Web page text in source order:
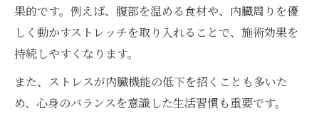
果的です。例えば、腹部を温める食材や、内臓周りを優
しく動かすストレッチを取り入れることで、施術効果を
持続しやすくなります。
また、ストレスが内臓機能の低下を招くことも多いた
め、心身のバランスを意識した生活習慣も重要です。